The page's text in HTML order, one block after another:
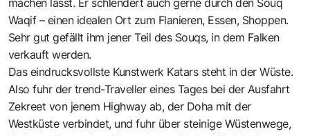
Waqif – einen idealen Ort zum Flanieren, Essen, Shoppen.
Sehr gut gefällt ihm jener Teil des Souqs, in dem Falken
verkauft werden.
Das eindrucksvollste Kunstwerk Katars steht in der Wüste.
Also fuhr der trend-Traveller eines Tages bei der Ausfahrt
Zekreet von jenem Highway ab, der Doha mit der
Westküste verbindet, und fuhr über steinige Wüstenwege,